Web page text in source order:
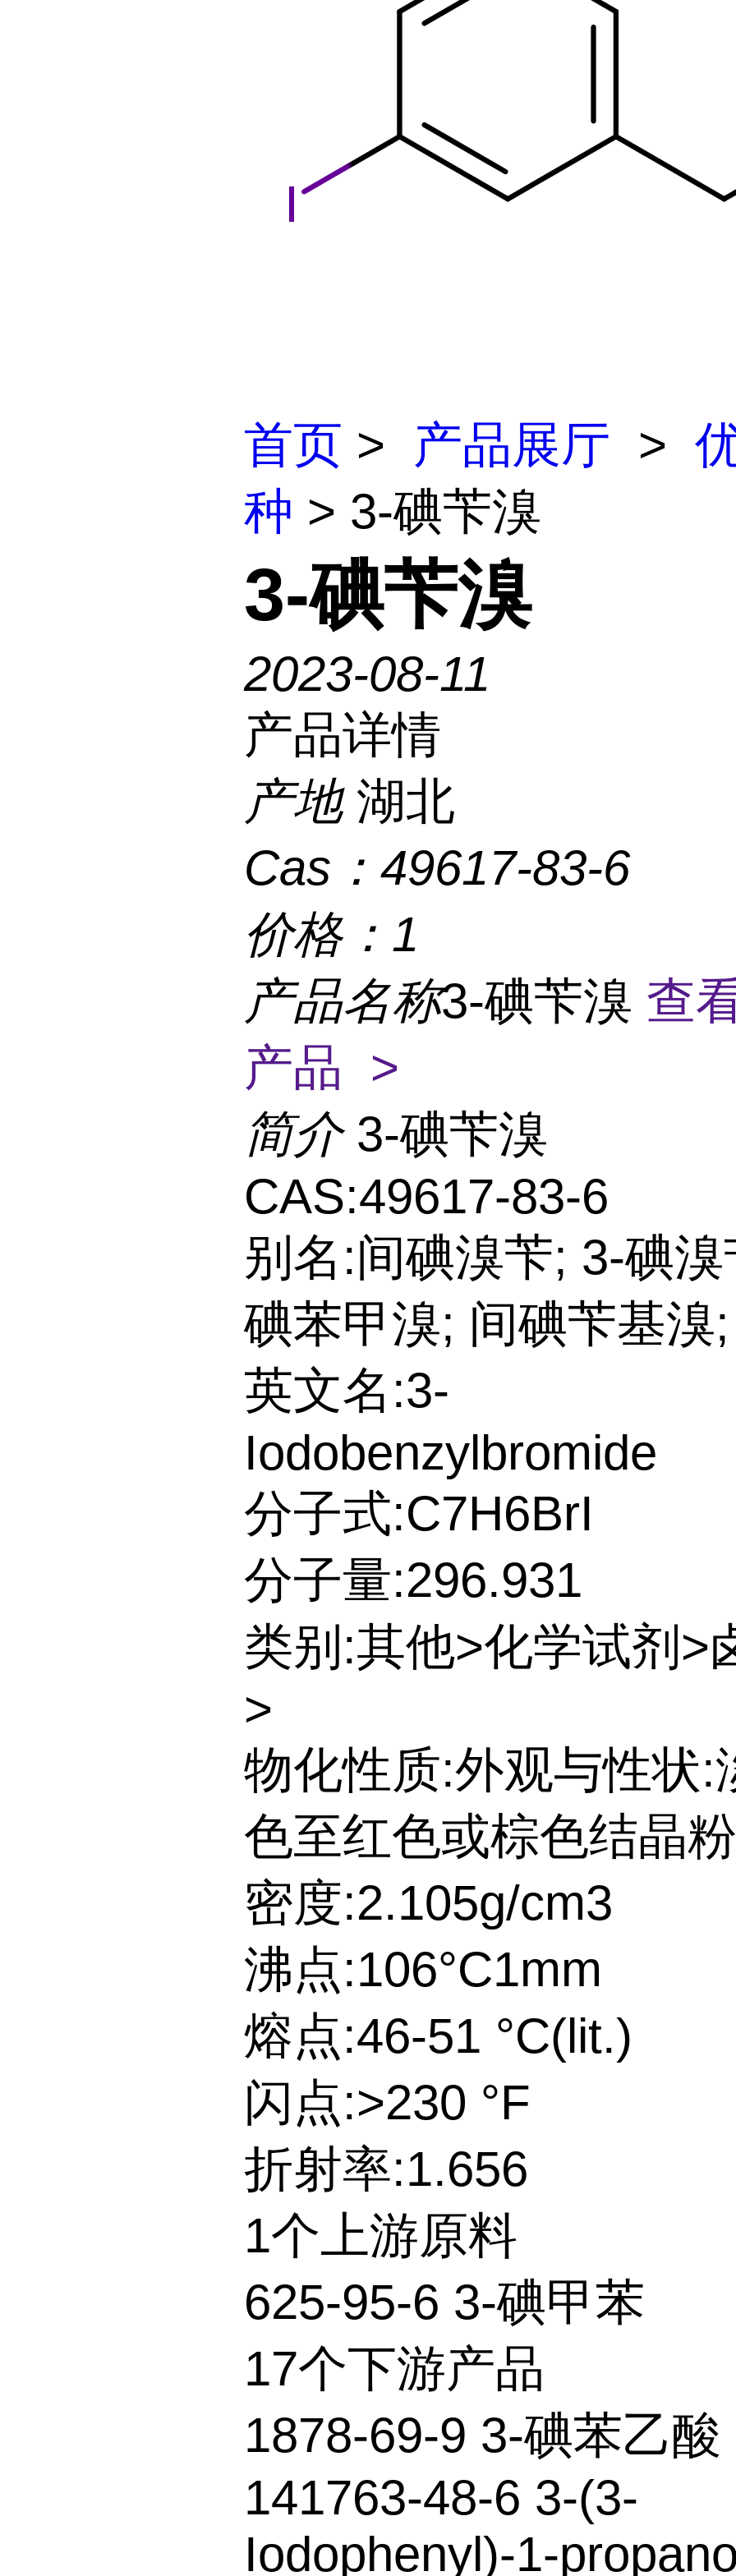
首页 > 产品展厅 >
种 > 3-碘苄溴
3-碘苄溴
2023-08-11
产品详情
产地 湖北
Cas： 49617-83-6
价格： 1
产品名称3-碘苄溴 查
产品 >
简介 3-碘苄溴
CAS:49617-83-6
别名:间碘溴苄; 3-碘
碘苯甲溴; 间碘苄基溴;
英文名:3-
Iodobenzylbromide
分子式:C7H6BrI
分子量:296.931
类别:其他>化学试剂>
>
物化性质:外观与性状:
色至红色或棕色结晶
密度:2.105g/cm3
沸点:106°C1mm
熔点:46-51 °C(lit.)
闪点:>230 °F
折射率:1.656
1个上游原料
625-95-6 3-碘甲苯
17个下游产品
1878-69-9 3-碘苯乙酸
141763-48-6 3-(3-
Iodophenyl)-1-